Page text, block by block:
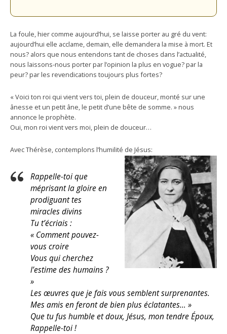
La foule, hier comme aujourd’hui, se laisse porter au gré du vent:
aujourd’hui elle acclame, demain, elle demandera la mise à mort. Et
nous? alors que nous entendons tant de choses dans l’actualité,
nous laissons-nous porter par l’opinion la plus en vogue? par la
peur? par les revendications toujours plus fortes?
« Voici ton roi qui vient vers toi, plein de douceur, monté sur une
ânesse et un petit âne, le petit d’une bête de somme. » nous
annonce le prophète.
Oui, mon roi vient vers moi, plein de douceur…
Avec Thérèse, contemplons l’humilité de Jésus:
Rappelle-toi que
méprisant la gloire en
prodiguant tes
miracles divins
Tu t’écriais :
« Comment pouvez-
vous croire
Vous qui cherchez
l’estime des humains ?
»
Les œuvres que je fais vous semblent surprenantes.
Mes amis en feront de bien plus éclatantes… »
Que tu fus humble et doux, Jésus, mon tendre Époux,
Rappelle-toi !